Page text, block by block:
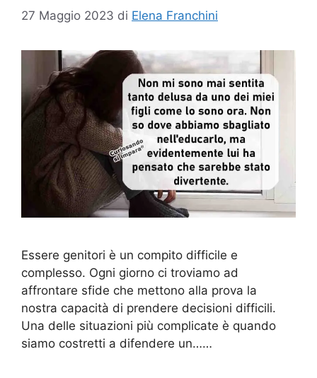
27 Maggio 2023 di Elena Franchini
Essere genitori è un compito difficile e
complesso. Ogni giorno ci troviamo ad
affrontare sfide che mettono alla prova la
nostra capacità di prendere decisioni difficili.
Una delle situazioni più complicate è quando
siamo costretti a difendere un……